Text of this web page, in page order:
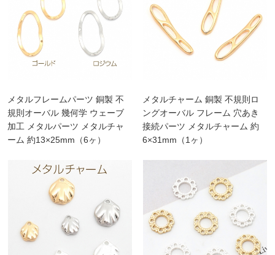
メタルフレームパーツ 銅製 不
規則オーバル 幾何学 ウェーブ
加工 メタルパーツ メタルチャ
ーム 約13×25mm（6ヶ）
メタルチャーム 銅製 不規則ロ
ングオーバル フレーム 穴あき
接続パーツ メタルチャーム 約
6×31mm（1ヶ）